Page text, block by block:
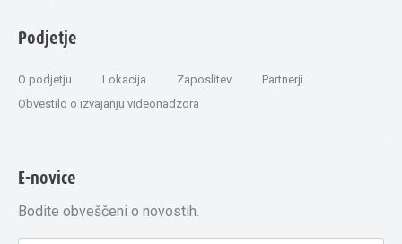
Podjetje
O podjetju Lokacija Zaposlitev
Partnerji
Obvestilo o izvajanju videonadzora
E-novice
Bodite obveščeni o novostih.